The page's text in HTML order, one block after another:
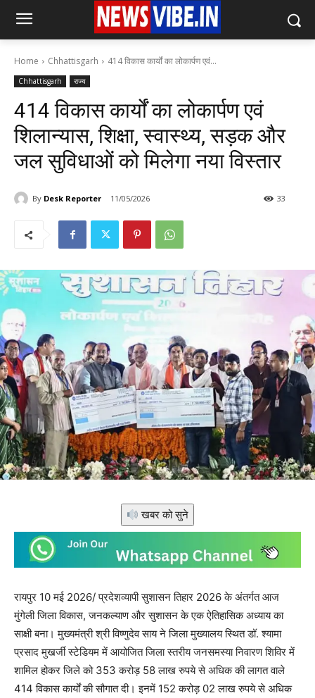
Home Chhattisgarh 414 विकास कार्यों का लोकार्पण एवं...
Chhattisgarh राज्य
414 विकास कार्यों का लोकार्पण एवं
शिलान्यास, शिक्षा, स्वास्थ्य, सड़क और
जल सुविधाओं को मिलेगा नया विस्तार
By Desk Reporter 11/05/2026 33
खबर को सुने
रायपुर 10 मई 2026/ प्रदेशव्यापी सुशासन तिहार 2026 के अंतर्गत आज
मुंगेली जिला विकास, जनकल्याण और सुशासन के एक ऐतिहासिक अध्याय का
साक्षी बना। मुख्यमंत्री श्री विष्णुदेव साय ने जिला मुख्यालय स्थित डॉ. श्यामा
प्रसाद मुखर्जी स्टेडियम में आयोजित जिला स्तरीय जनसमस्या निवारण शिविर में
शामिल होकर जिले को 353 करोड़ 58 लाख रुपये से अधिक की लागत वाले
414 विकास कार्यों की सौगात दी। इनमें 152 करोड़ 02 लाख रुपये से अधिक